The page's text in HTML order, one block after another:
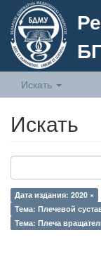
Искать
Искать
Дата издания: 2020 ×
Тема: Плечевой
Тема: Плеча